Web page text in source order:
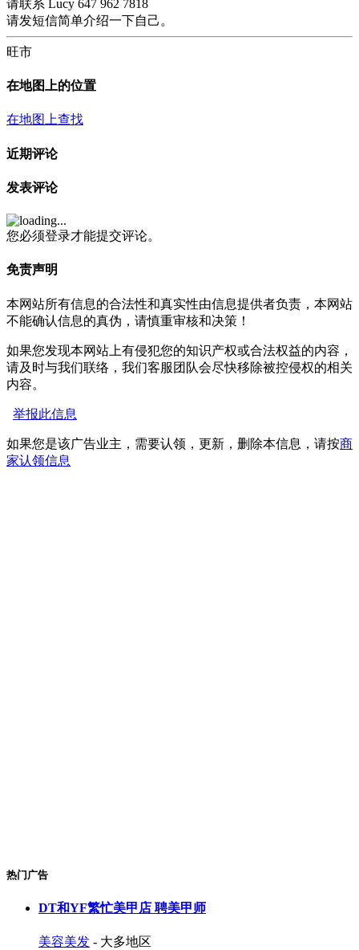
请联系 Lucy 647 962 7818
请发短信简单介绍一下自己。
旺市
在地图上的位置
在地图上查找
近期评论
发表评论
您必须登录才能提交评论。
免责声明
本网站所有信息的合法性和真实性由信息提供者负责，本网站
不能确认信息的真伪，请慎重审核和决策！
如果您发现本网站上有侵犯您的知识产权或合法权益的内容，
请及时与我们联络，我们客服团队会尽快移除被控侵权的相关
内容。
举报此信息
如果您是该广告业主，需要认领，更新，删除本信息，请按商
家认领信息
热门广告
DT和YF繁忙美甲店 聘美甲师
美容美发 - 大多地区